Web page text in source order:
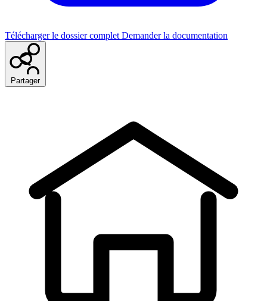
Télécharger le dossier complet Demander la documentation
Partager